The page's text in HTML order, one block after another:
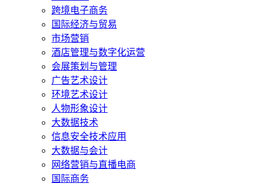
跨境电子商务
国际经济与贸易
市场营销
酒店管理与数字化运营
会展策划与管理
广告艺术设计
环境艺术设计
人物形象设计
大数据技术
信息安全技术应用
大数据与会计
网络营销与直播电商
国际商务